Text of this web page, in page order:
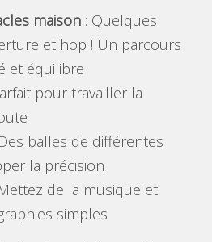
maison : Quelques
et hop ! Un parcours
et équilibre
pour travailler la
balles de différentes
la précision
de la musique et
simples